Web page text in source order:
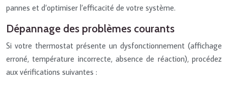
pannes et d’optimiser l’efficacité de votre système.
Dépannage des problèmes courants
Si votre thermostat présente un dysfonctionnement (affichage
erroné, température incorrecte, absence de réaction), procédez
aux vérifications suivantes :